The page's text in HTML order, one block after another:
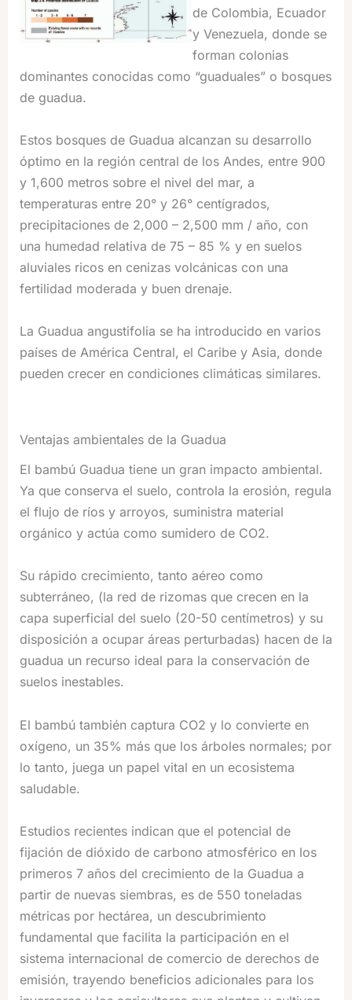
de Colombia, Ecuador
y Venezuela, donde se
forman colonias
dominantes conocidas como “guaduales” o bosques
de guadua.
Estos bosques de Guadua alcanzan su desarrollo
óptimo en la región central de los Andes, entre 900
y 1,600 metros sobre el nivel del mar, a
temperaturas entre 20° y 26° centígrados,
precipitaciones de 2,000 – 2,500 mm / año, con
una humedad relativa de 75 – 85 % y en suelos
aluviales ricos en cenizas volcánicas con una
fertilidad moderada y buen drenaje.
La Guadua angustifolia se ha introducido en varios
países de América Central, el Caribe y Asia, donde
pueden crecer en condiciones climáticas similares.
Ventajas ambientales de la Guadua
El bambú Guadua tiene un gran impacto ambiental.
Ya que conserva el suelo, controla la erosión, regula
el flujo de ríos y arroyos, suministra material
orgánico y actúa como sumidero de CO2.
Su rápido crecimiento, tanto aéreo como
subterráneo, (la red de rizomas que crecen en la
capa superficial del suelo (20-50 centímetros) y su
disposición a ocupar áreas perturbadas) hacen de la
guadua un recurso ideal para la conservación de
suelos inestables.
El bambú también captura CO2 y lo convierte en
oxígeno, un 35% más que los árboles normales; por
lo tanto, juega un papel vital en un ecosistema
saludable.
Estudios recientes indican que el potencial de
fijación de dióxido de carbono atmosférico en los
primeros 7 años del crecimiento de la Guadua a
partir de nuevas siembras, es de 550 toneladas
métricas por hectárea, un descubrimiento
fundamental que facilita la participación en el
sistema internacional de comercio de derechos de
emisión, trayendo beneficios adicionales para los